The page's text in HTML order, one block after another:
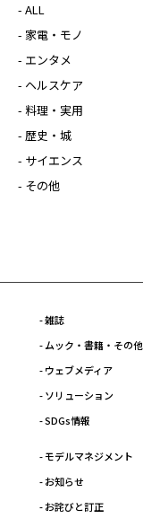
- ALL
- 家電・モノ
- エンタメ
- ヘルスケア
- 料理・実用
- 歴史・城
- サイエンス
- その他
- 雑誌
- ムック・書籍・その他
- ウェブメディア
- ソリューション
- SDGs情報
- モデルマネジメント
- お知らせ
- お詫びと訂正